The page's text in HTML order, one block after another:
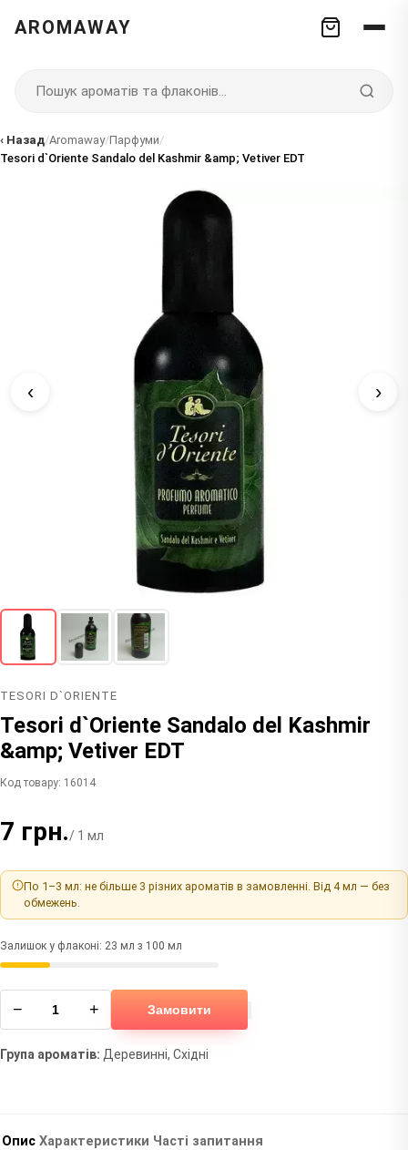
AROMAWAY
‹ Назад/Aromaway/Парфуми/
Tesori d`Oriente Sandalo del Kashmir &amp; Vetiver EDT
‹ ›
TESORI D`ORIENTE
Tesori d`Oriente Sandalo del Kashmir
&amp; Vetiver EDT
Код товару: 16014
7 грн./ 1 мл
По 1–3 мл: не більше 3 різних ароматів в замовленні. Від 4 мл — без
обмежень.
Залишок у флаконі: 23 мл з 100 мл
− + Замовити
Група ароматів: Деревинні, Східні
Опис Характеристики Часті запитання